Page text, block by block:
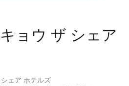
ョウ ザ シェア
ェア ホテルズ